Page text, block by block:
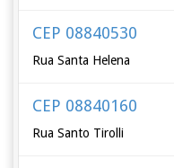
CEP 08840530
Rua Santa Helena
CEP 08840160
Rua Santo Tirolli